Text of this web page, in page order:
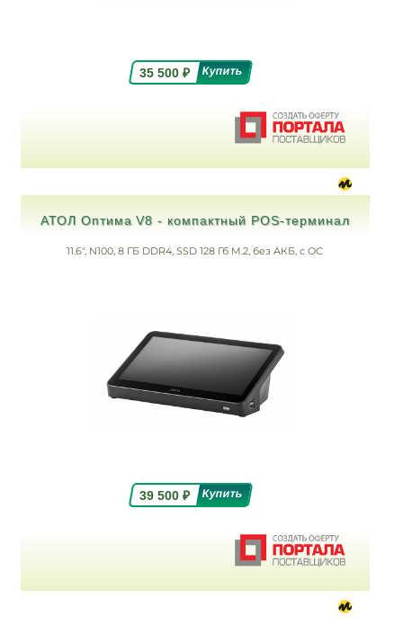
35 500₽
АТОЛ Оптима V8 - компактный POS‑терминал
11.6", N100, 8 ГБ DDR4, SSD 128 Гб M.2, без АКБ, c ОС
39 500₽